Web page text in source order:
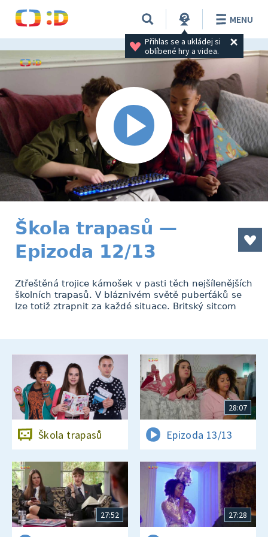
Přihlas se a ukládej si
oblíbené hry a videa.
MENU
Škola trapasů —
Epizoda 12/13
Ztřeštěná trojice kámošek v pasti těch nejšílenějších
školních trapasů. V bláznivém světě puberťáků se
lze totiž ztrapnit za každé situace. Britský sitcom
Škola trapasů
28:07
Epizoda 13/13
27:52 27:28